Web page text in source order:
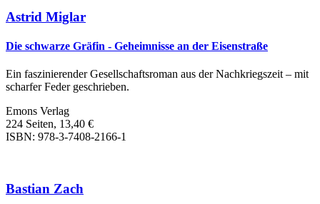
Astrid Miglar
Die schwarze Gräfin - Geheimnisse an der Eisenstraße
Ein faszinierender Gesellschaftsroman aus der Nachkriegszeit – mit
scharfer Feder geschrieben.
Emons Verlag
224 Seiten, 13,40 €
ISBN: 978-3-7408-2166-1
Bastian Zach